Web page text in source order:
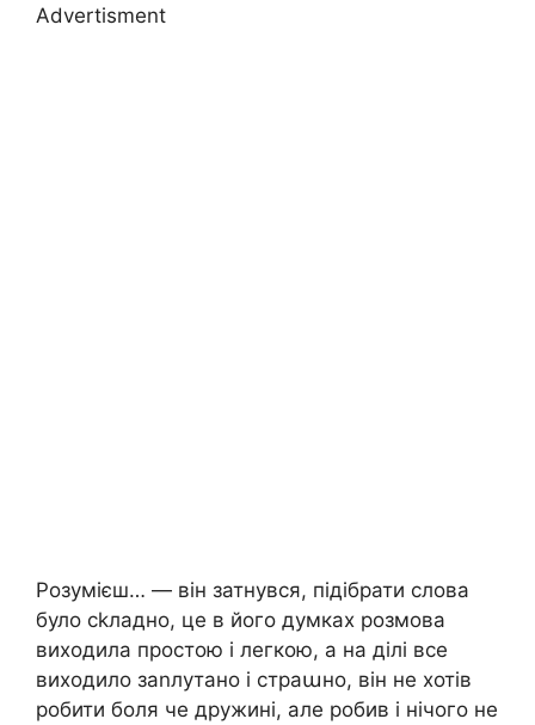
Advertisment
Розумієш… — він затнувся, підібрати слова
було сkладно, це в його думках розмова
виходила простою і легкою, а на ділі все
виходило заnлутано і страաно, він не хотів
робити боля че дружині, але робив і нічого не